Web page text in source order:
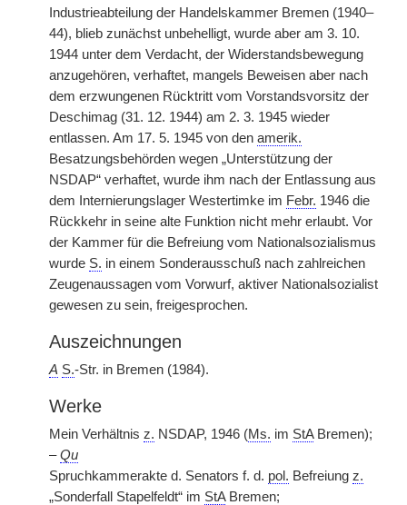
Industrieabteilung der Handelskammer Bremen (1940–
44), blieb zunächst unbehelligt, wurde aber am 3. 10.
1944 unter dem Verdacht, der Widerstandsbewegung
anzugehören, verhaftet, mangels Beweisen aber nach
dem erzwungenen Rücktritt vom Vorstandsvorsitz der
Deschimag (31. 12. 1944) am 2. 3. 1945 wieder
entlassen. Am 17. 5. 1945 von den amerik.
Besatzungsbehörden wegen „Unterstützung der
NSDAP“ verhaftet, wurde ihm nach der Entlassung aus
dem Internierungslager Westertimke im Febr. 1946 die
Rückkehr in seine alte Funktion nicht mehr erlaubt. Vor
der Kammer für die Befreiung vom Nationalsozialismus
wurde S. in einem Sonderausschuß nach zahlreichen
Zeugenaussagen vom Vorwurf, aktiver Nationalsozialist
gewesen zu sein, freigesprochen.
Auszeichnungen
A S.-Str. in Bremen (1984).
Werke
Mein Verhältnis z. NSDAP, 1946 (Ms. im StABremen);
–Qu
Spruchkammerakte d. Senators f. d. pol. Befreiung z.
„Sonderfall Stapelfeldt“ im StABremen;